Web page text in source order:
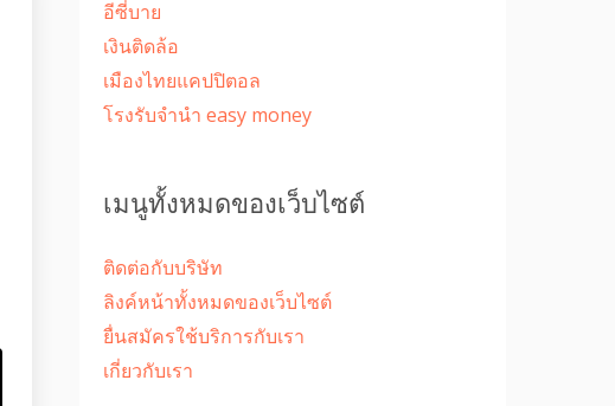
อีซี่บาย
เงินติดล้อ
เมืองไทยแคปปิตอล
โรงรับจํานํา easy money
เมนูทั้งหมดของเว็บไซต์
ติดต่อกับบริษัท
ลิงค์หน้าทั้งหมดของเว็บไซต์
ยื่นสมัครใช้บริการกับเรา
เกี่ยวกับเรา